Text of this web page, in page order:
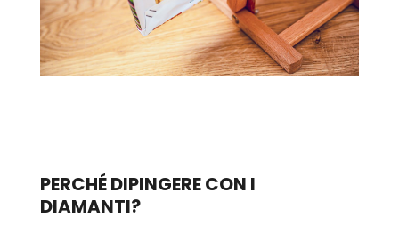
PERCHÉ DIPINGERE CON I
DIAMANTI?